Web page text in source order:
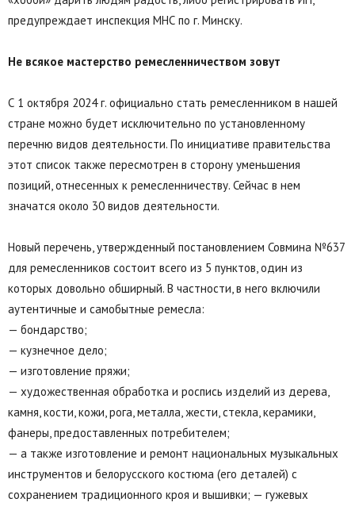
предупреждает инспекция МНС по г. Минску.
Не всякое мастерство ремесленничеством зовут
С 1 октября 2024 г. официально стать ремесленником в нашей
стране можно будет исключительно по установленному
перечню видов деятельности. По инициативе правительства
этот список также пересмотрен в сторону уменьшения
позиций, отнесенных к ремесленничеству. Сейчас в нем
значатся около 30 видов деятельности.
Новый перечень, утвержденный постановлением Совмина №637
для ремесленников состоит всего из 5 пунктов, один из
которых довольно обширный. В частности, в него включили
аутентичные и самобытные ремесла:
— бондарство;
— кузнечное дело;
— изготовление пряжи;
— художественная обработка и роспись изделий из дерева,
камня, кости, кожи, рога, металла, жести, стекла, керамики,
фанеры, предоставленных потребителем;
— а также изготовление и ремонт национальных музыкальных
инструментов и белорусского костюма (его деталей) с
сохранением традиционного кроя и вышивки; — гужевых